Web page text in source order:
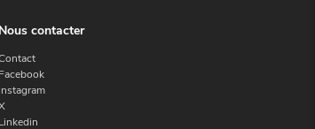
Nous contacter
Facebook
Instagram
Linkedin